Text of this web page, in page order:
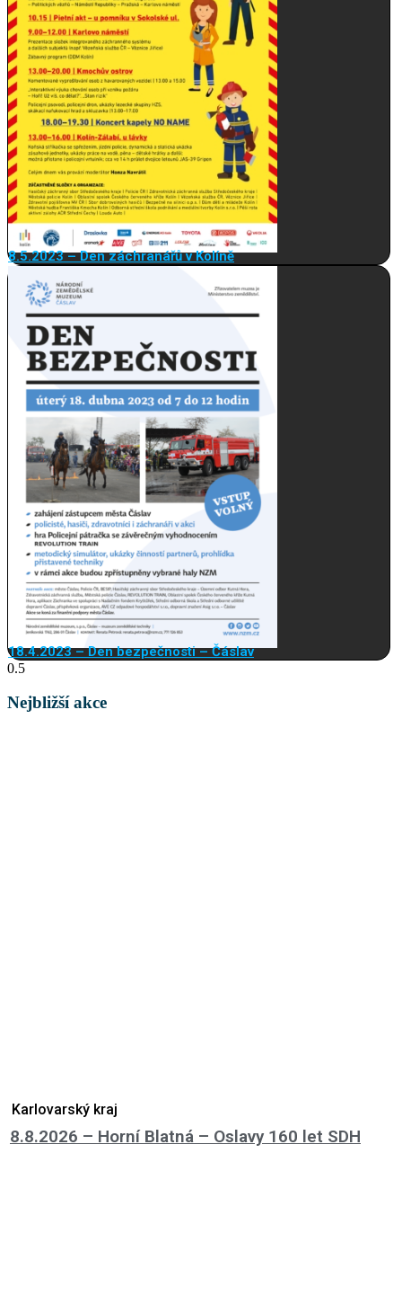
8.5.2023 – Den záchranářů v Kolíně
18.4.2023 – Den bezpečnosti – Čáslav
Nejbližší akce
Karlovarský kraj
8.8.2026 – Horní Blatná – Oslavy 160 let SDH